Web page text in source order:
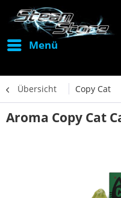
Menü
Übersicht Copy Cat
Aroma Copy Cat